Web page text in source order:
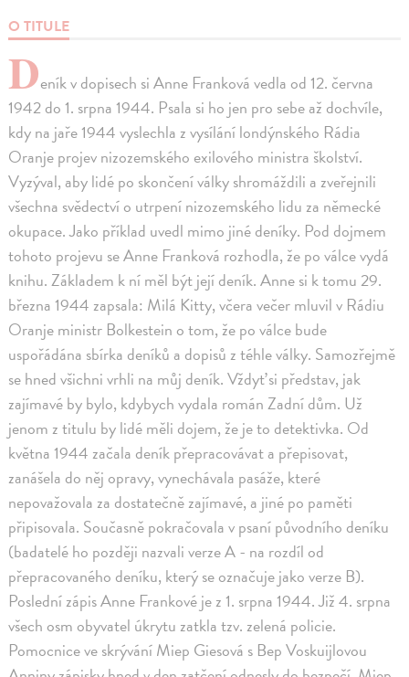
O TITULE
Deník v dopisech si Anne Franková vedla od 12. června
1942 do 1. srpna 1944. Psala si ho jen pro sebe až dochvíle,
kdy na jaře 1944 vyslechla z vysílání londýnského Rádia
Oranje projev nizozemského exilového ministra školství.
Vyzýval, aby lidé po skončení války shromáždili a zveřejnili
všechna svědectví o utrpení nizozemského lidu za německé
okupace. Jako příklad uvedl mimo jiné deníky. Pod dojmem
tohoto projevu se Anne Franková rozhodla, že po válce vydá
knihu. Základem k ní měl být její deník. Anne si k tomu 29.
března 1944 zapsala: Milá Kitty, včera večer mluvil v Rádiu
Oranje ministr Bolkestein o tom, že po válce bude
uspořádána sbírka deníků a dopisů z téhle války. Samozřejmě
se hned všichni vrhli na můj deník. Vždyť si představ, jak
zajímavé by bylo, kdybych vydala román Zadní dům. Už
jenom z titulu by lidé měli dojem, že je to detektivka. Od
května 1944 začala deník přepracovávat a přepisovat,
zanášela do něj opravy, vynechávala pasáže, které
nepovažovala za dostatečně zajímavé, a jiné po paměti
připisovala. Současně pokračovala v psaní původního deníku
(badatelé ho později nazvali verze A - na rozdíl od
přepracovaného deníku, který se označuje jako verze B).
Poslední zápis Anne Frankové je z 1. srpna 1944. Již 4. srpna
všech osm obyvatel úkrytu zatkla tzv. zelená policie.
Pomocnice ve skrývání Miep Giesová s Bep Voskuijlovou